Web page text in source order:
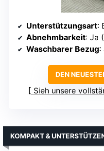
Unterstützungsart:
Abnehmbarkeit: Ja
Waschbarer Bezug:
DEN
Sieh unsere
KOMPAKT &